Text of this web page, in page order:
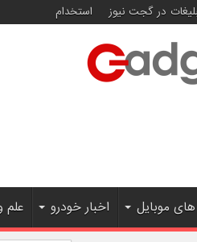
در گجت نیوز استخدام
موبایل اخبار خودرو